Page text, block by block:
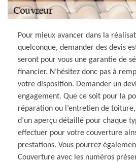
Pour mieux avancer dans la
quelconque, demander des devis
seront pour vous une garantie de
financier. N’hésitez donc pas à
votre disposition. Demander un
engagement. Que ce soit pour la
réparation ou l’entretien de
d’un aperçu détaillé pour chaque
effectuer pour votre couverture
prestations. Vous pourrez
Couverture avec les numéros